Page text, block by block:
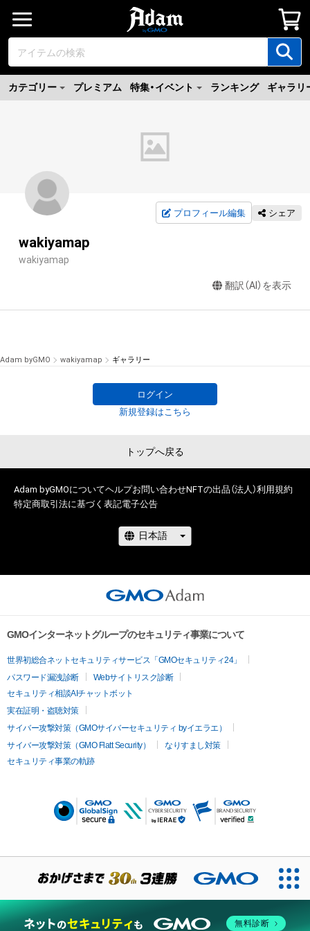
カテゴリー プレミアム 特集・イベント ランキング ギャラリ
プロフィール編集 シェア
wakiyamap
wakiyamap
翻訳（AI）を表示
Adam byGMO wakiyamap ギャラリー
ログイン
新規登録はこちら
トップへ戻る
Adam byGMOについてヘルプお問い合わせNFTの出品（法人）利用規約
特定商取引法に基づく表記電子公告
GMOインターネットグループのセキュリティ事業について
世界初総合ネットセキュリティサービス「GMOセキュリティ24」
パスワード漏洩診断
Webサイトリスク診断
セキュリティ相談AIチャットボット
実在証明・盗聴対策
サイバー攻撃対策（GMOサイバーセキュリティ byイエラエ）
サイバー攻撃対策（GMO Flatt Security）
なりすまし対策
セキュリティ事業の軌跡
無料診断